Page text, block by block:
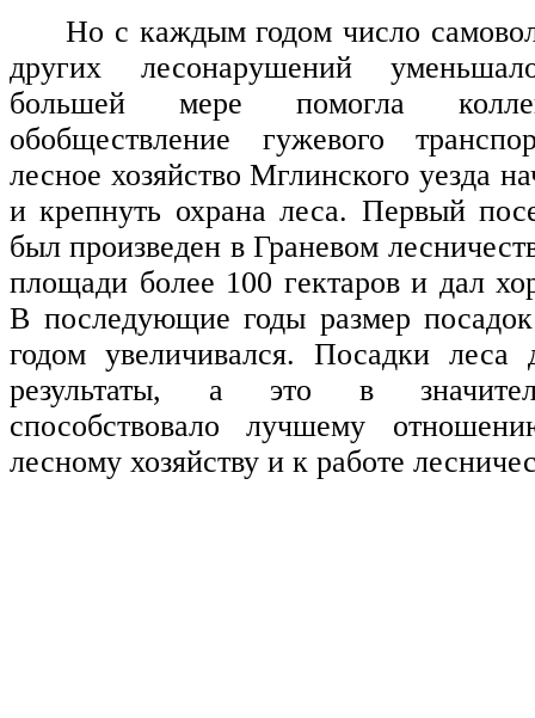
Но с каждым годом число
других лесонарушений
большей мере помогла
обобществление гужевого
лесное хозяйство Мглинского уезда
и крепнуть охрана леса. Первый
был произведен в Граневом
площади более 100 гектаров и дал
В последующие годы размер
годом увеличивался. Посадки леса
результаты, а это в
способствовало лучшему
лесному хозяйству и к работе